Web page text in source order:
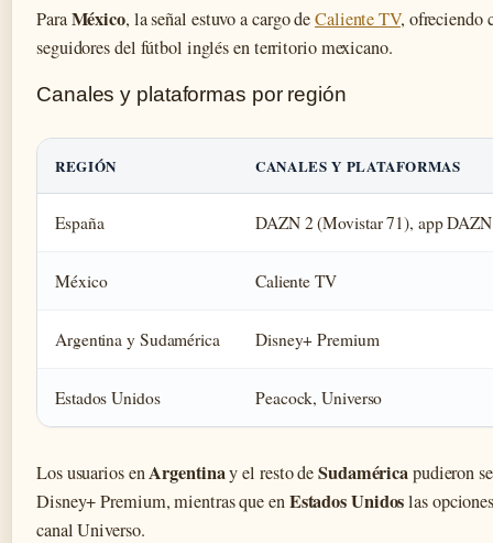
ParaMéxico, la señal estuvo a cargo deCaliente TV, ofreciendo
seguidores del fútbol inglés en territorio mexicano.
Canales y plataformas por región
REGIÓN CANALES Y PLATAFORMAS
España DAZN 2 (Movistar 71), app DAZN
México Caliente TV
Argentina y Sudamérica Disney+ Premium
Estados Unidos Peacock, Universo
Los usuarios enArgentinay el resto deSudaméricapudieron
Disney+ Premium, mientras que enEstados Unidoslas
canal Universo.